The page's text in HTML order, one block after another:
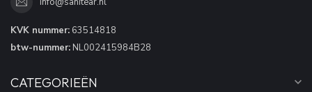
KVK nummer: 63514818
btw-nummer: NL002415984B28
CATEGORIEËN